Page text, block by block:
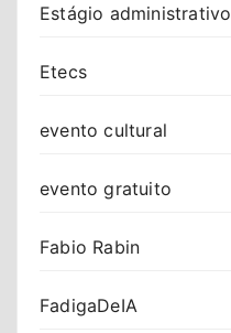
Estágio administrativo
Etecs
evento cultural
evento gratuito
Fabio Rabin
FadigaDeIA